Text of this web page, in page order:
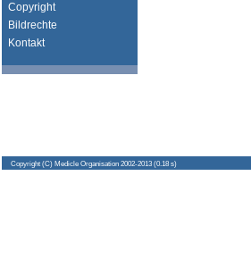
Copyright
Bildrechte
Kontakt
Copyright (C) Medicle Organisation 2002-2013 (0.18 s)